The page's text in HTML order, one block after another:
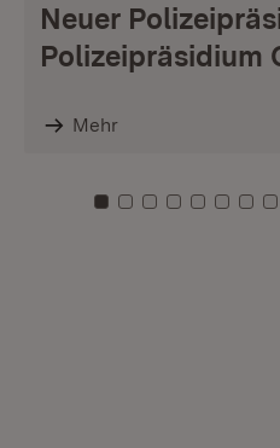
Neuer
Polizeipräsidium
Mehr
Zu Kachel: 0
Zu Kachel: 1
Zu Kachel: 2
ZuZuZuZu